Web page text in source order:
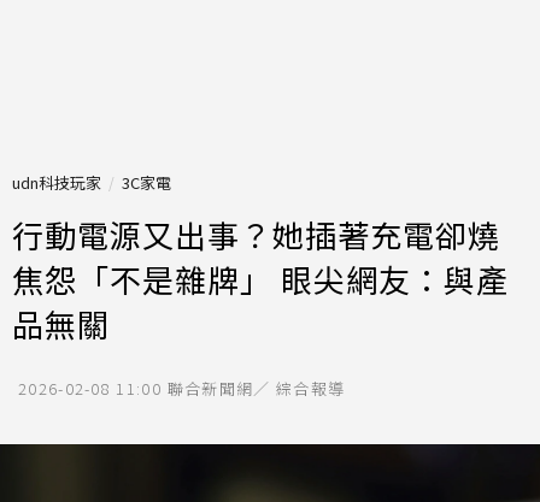
udn科技玩家 3C家電
行動電源又出事？她插著充電卻燒
焦怨「不是雜牌」 眼尖網友：與產
品無關
2026-02-08 11:00 聯合新聞網／ 綜合報導